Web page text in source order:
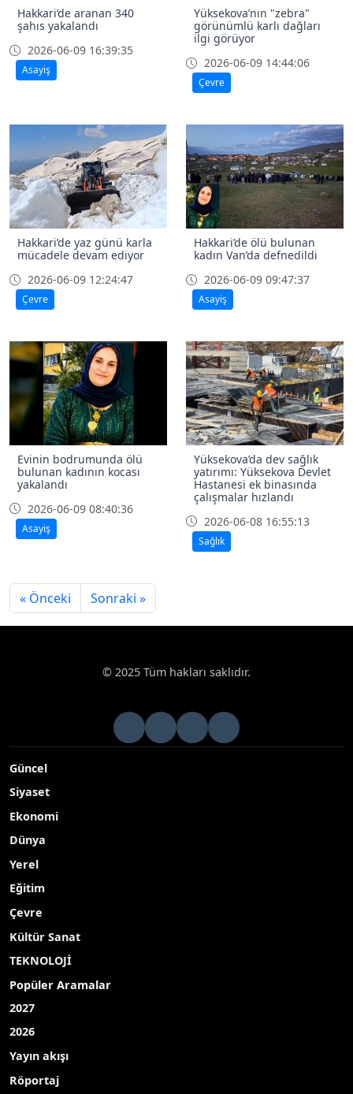
Hakkari’de aranan 340
şahıs yakalandı
2026-06-09 16:39:35
Asayiş
Yüksekova’nın "zebra"
görünümlü karlı dağları
ilgi görüyor
2026-06-09 14:44:06
Çevre
Hakkari’de yaz günü karla
mücadele devam ediyor
2026-06-09 12:24:47
Çevre
Hakkari’de ölü bulunan
kadın Van’da defnedildi
2026-06-09 09:47:37
Asayiş
Evinin bodrumunda ölü
bulunan kadının kocası
yakalandı
2026-06-09 08:40:36
Asayiş
Yüksekova’da dev sağlık
yatırımı: Yüksekova Devlet
Hastanesi ek binasında
çalışmalar hızlandı
2026-06-08 16:55:13
Sağlık
« Önceki Sonraki »
© 2025 Tüm hakları saklıdır.
Güncel
Siyaset
Ekonomi
Dünya
Yerel
Eğitim
Çevre
Kültür Sanat
TEKNOLOJİ
Popüler Aramalar
2027
2026
Yayın akışı
Röportaj